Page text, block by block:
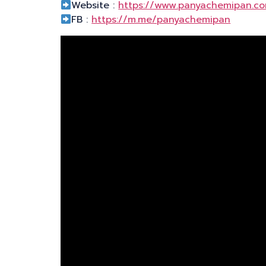
Website :https://
FB :https://m.me/panyachemipan